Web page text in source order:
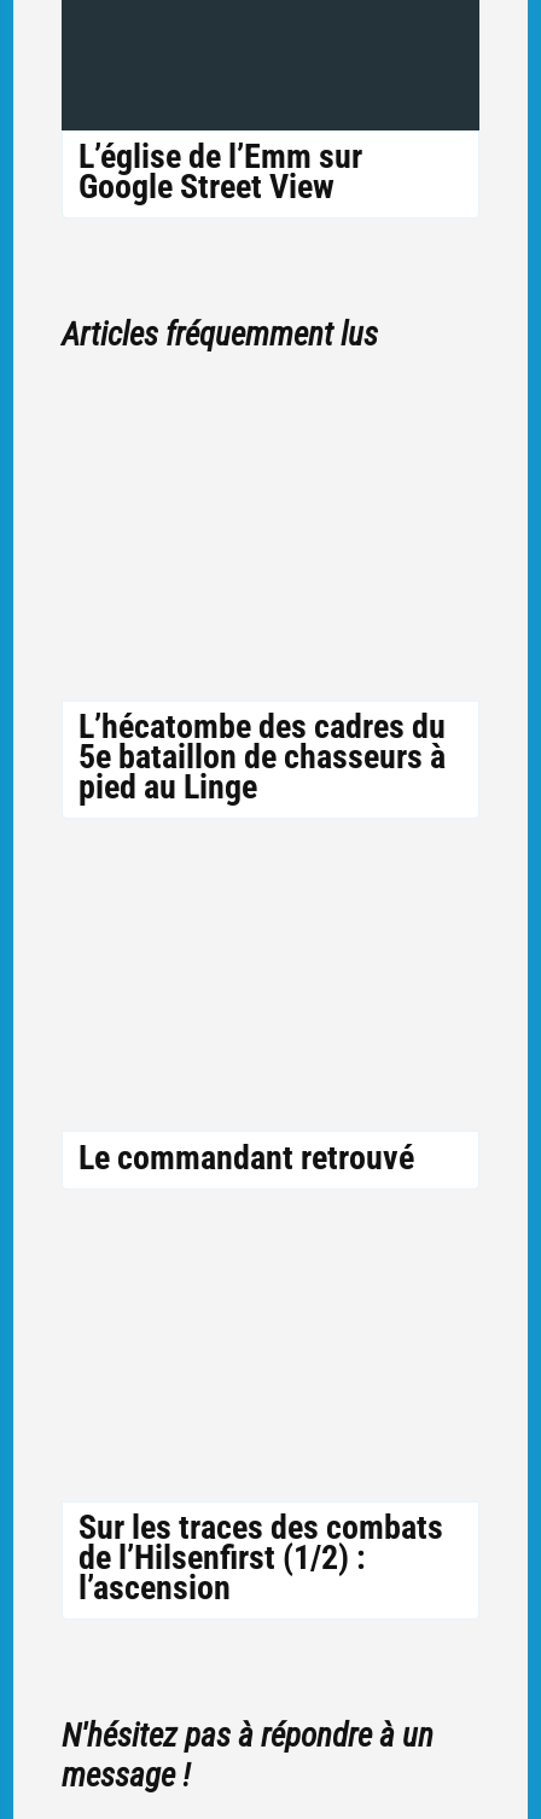
L’église de l’Emm sur
Google Street View
Articles fréquemment lus
L’hécatombe des cadres du
5e bataillon de chasseurs à
pied au Linge
Le commandant retrouvé
Sur les traces des combats
de l’Hilsenfirst (1/2) :
l’ascension
N'hésitez pas à répondre à un
message !